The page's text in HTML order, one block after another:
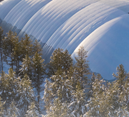
PUKUHUONEIDEN
VARAUSKALENTERI